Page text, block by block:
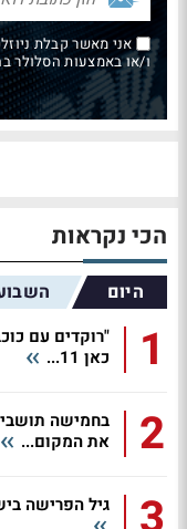
אני מאשר קבלת
ו/או באמצעות הסלולר בהתאם
הכי נקראות
היום
1
"רוקדים עם
כאן 11...
2
בחמישה
את המקום...
גיל הפרישה